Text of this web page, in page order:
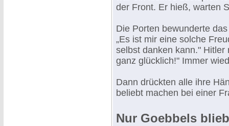
der Front. Er hieß, warten
Die Porten bewunderte
„Es ist mir eine solche
selbst danken kann." Hitler
ganz glücklich!" Immer
Dann drückten alle ihre
beliebt machen bei einer
Nur Goebbels